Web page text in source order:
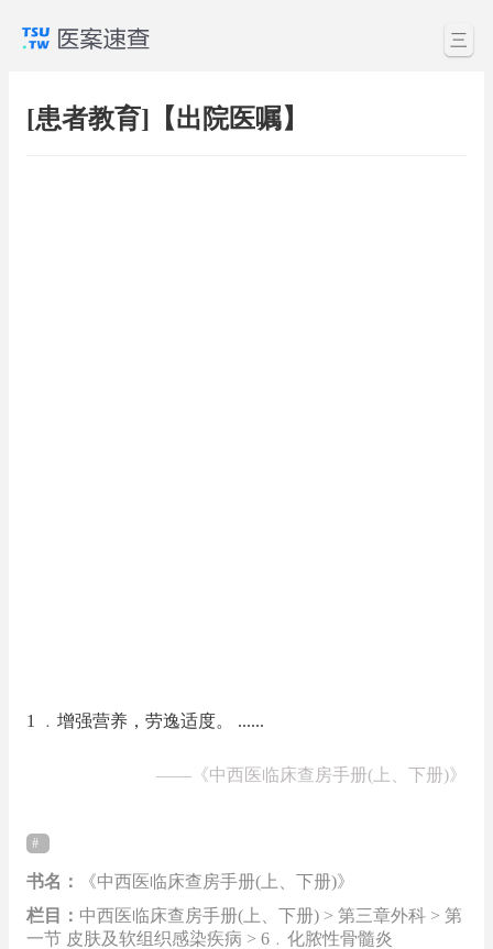
三
[患者教育]【出院医嘱】
1 ﹒增强营养，劳逸适度。 ......
—— 《中西医临床查房手册(上、下册)》
书名：
《中西医临床查房手册(上、下册)》
栏目： 中西医临床查房手册(上、下册) > 第三章外科 > 第
一节 皮肤及软组织感染疾病 > 6﹒化脓性骨髓炎